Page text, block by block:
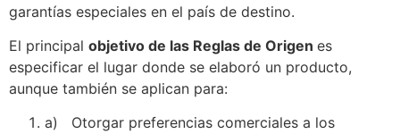
garantías especiales en el país de destino.
El principal objetivo de las Reglas de Origen es
especificar el lugar donde se elaboró un producto,
aunque también se aplican para:
a)
Otorgar preferencias comerciales a los